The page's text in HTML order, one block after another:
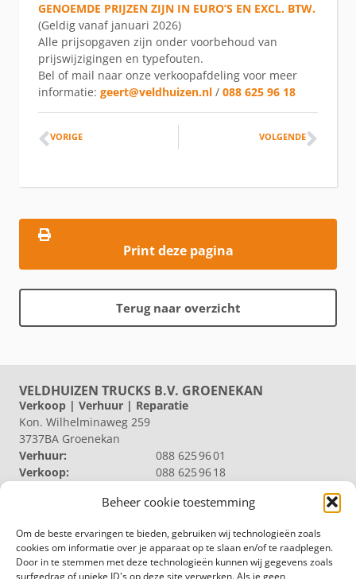
Beheer cookie toestemming
Om de beste ervaringen te bieden, gebruiken wij technologieën zoals
cookies om informatie over je apparaat op te slaan en/of te raadplegen.
Door in te stemmen met deze technologieën kunnen wij gegevens zoals
surfgedrag of unieke ID's op deze site verwerken. Als je geen
GENOEMDE PRIJZEN ZIJN IN EURO’S EN EXCL. BTW.
(Geldig vanaf januari 2026)
Alle prijsopgaven zijn onder voorbehoud van
prijswijzigingen en typefouten.
Bel of mail naar onze verkoopafdeling voor meer
informatie: geert@veldhuizen.nl / 088 625 96 18
VOLGENDE
VORIGE
Print deze pagina
Terug naar overzicht
VELDHUIZEN TRUCKS B.V. GROENEKAN
Verkoop | Verhuur | Reparatie
Kon. Wilhelminaweg 259
3737BA Groenekan
Verhuur:
088 625 96 01
Verkoop:
088 625 96 18
088 625 96 00
Productie | Magazijn
Nieuw Loosdrechtsedijk 40
1231 KZ Loosdrecht